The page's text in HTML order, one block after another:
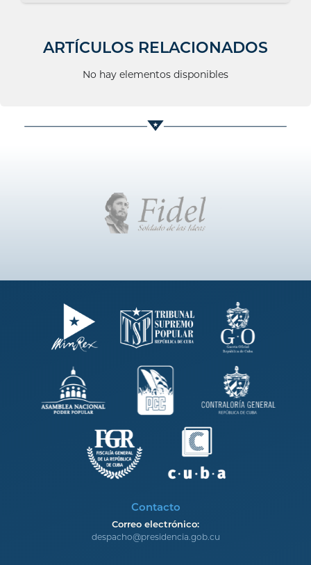
ARTÍCULOS RELACIONADOS
No hay elementos disponibles
Contacto
Correo electrónico:
despacho@presidencia.gob.cu